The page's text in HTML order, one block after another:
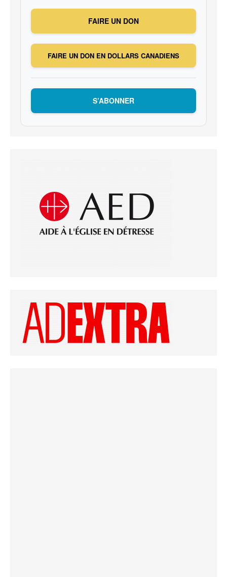
FAIRE UN DON
FAIRE UN DON EN DOLLARS CANADIENS
S’ABONNER